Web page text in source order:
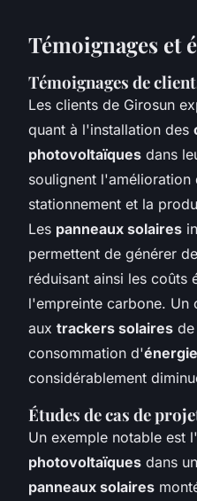
Témoignages et
Témoignages de
Les clients de Girosun
quant à l'installation des
photovoltaïques dans
soulignent
stationnement et la
Les panneaux solaires
permettent de générer
réduisant ainsi les coûts
l'empreinte carbone. Un
aux trackers solaires
consommation d'
considérablement
Études de cas de
Un exemple notable est
photovoltaïques dans
panneaux solaires